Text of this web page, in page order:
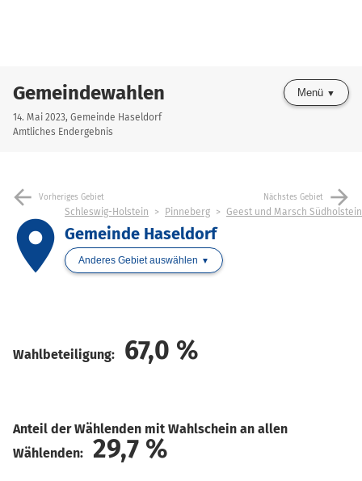
Gemeindewahlen
14. Mai 2023, Gemeinde Haseldorf
Amtliches Endergebnis
Menü
arrow_back Vorheriges Gebiet Nächstes Gebiet arrow_forward
place
Schleswig-Holstein Pinneberg Geest und Marsch Südholstein
Gemeinde Haseldorf
Anderes Gebiet auswählen
Wahlbeteiligung: 67,0 %
Anteil der Wählenden mit Wahlschein an allen
Wählenden:
29,7 %